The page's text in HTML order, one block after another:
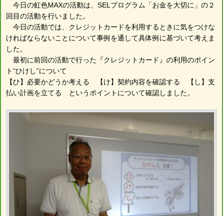
今日の虹色MAXの活動は、SELプログラム「お金を大切に」の２
回目の活動を行いました。
今日の活動では、クレジットカードを利用するときに気をつけな
ければならないことについて事例を通して具体例に基づいて考えま
した。
最初に前回の活動で行った『クレジットカード』の利用のポイン
ト“ひけし”について
【ひ】必要かどうか考える 【け】契約内容を確認する 【し】支
払い計画を立てる というポイントについて確認しました。